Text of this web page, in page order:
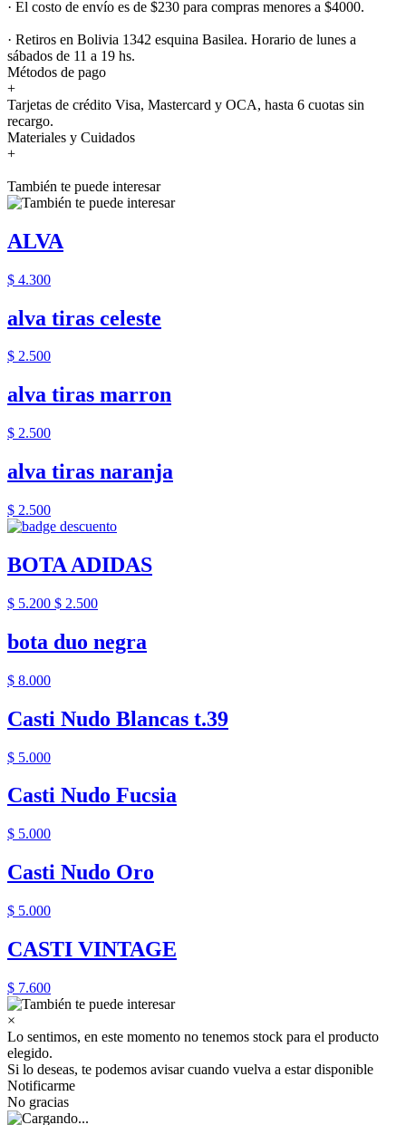
· El costo de envío es de $230 para compras menores a $4000.
· Retiros en Bolivia 1342 esquina Basilea. Horario de lunes a
sábados de 11 a 19 hs.
Métodos de pago
+
Tarjetas de crédito Visa, Mastercard y OCA, hasta 6 cuotas sin
recargo.
Materiales y Cuidados
+
También te puede interesar
ALVA
$ 4.300
alva tiras celeste
$ 2.500
alva tiras marron
$ 2.500
alva tiras naranja
$ 2.500
BOTA ADIDAS
$ 5.200 $ 2.500
bota duo negra
$ 8.000
Casti Nudo Blancas t.39
$ 5.000
Casti Nudo Fucsia
$ 5.000
Casti Nudo Oro
$ 5.000
CASTI VINTAGE
$ 7.600
×
Lo sentimos, en este momento no tenemos stock para el producto
elegido.
Si lo deseas, te podemos avisar cuando vuelva a estar disponible
Notificarme
No gracias